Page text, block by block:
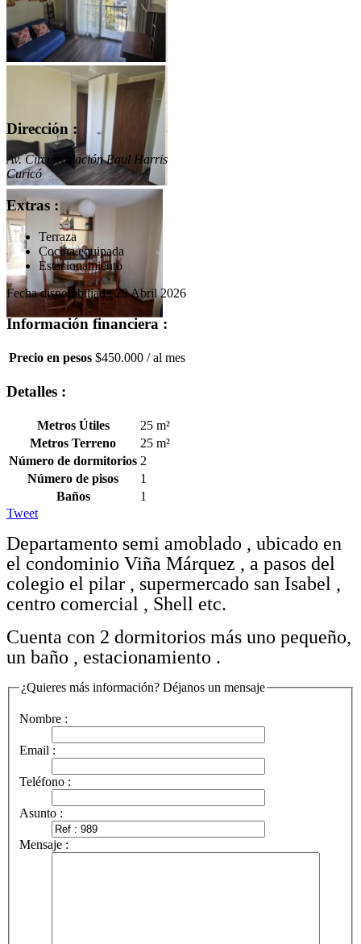
Dirección :
Av. Circunvalación Paul Harris
Curicó
Extras :
Terraza
Cocina equipada
Estacionamiento
Fecha disponibiliad : 29 Abril 2026
Información financiera :
Precio en pesos $450.000 / al mes
Detalles :
Metros Útiles
25 m²
Metros Terreno
25 m²
Número de dormitorios 2
Número de pisos
1
Baños
1
Tweet
Departamento semi amoblado , ubicado en
el condominio Viña Márquez , a pasos del
colegio el pilar , supermercado san Isabel ,
centro comercial , Shell etc.
Cuenta con 2 dormitorios más uno pequeño,
un baño , estacionamiento .
¿Quieres más información? Déjanos un mensaje
Nombre :
Email :
Teléfono :
Asunto :
Mensaje :